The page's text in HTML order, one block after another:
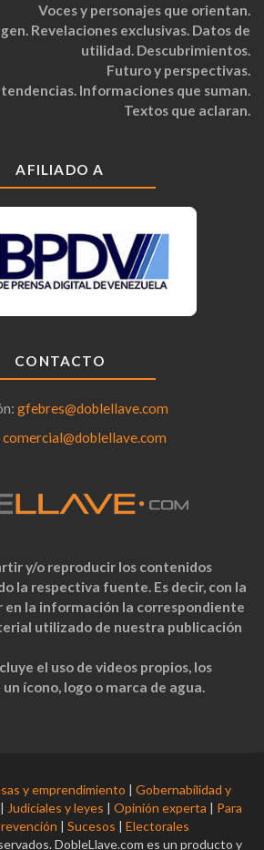
Voces y personajes que orientan.
Revelaciones exclusivas. Datos de
utilidad. Descubrimientos.
Futuro y perspectivas.
Informaciones que suman.
Textos que aclaran.
AFILIADO A
CONTACTO
gfebres@doblellave.com
comercial@doblellave.com
y/o reproducir los contenidos
la respectiva fuente. Es decir, con la
en la información la correspondiente
utilizado de nuestra publicación
el uso de videos propios, los
ícono, logo o marca de agua.
y emprendimiento | Gobernabilidad y
| Judiciales y leyes | Opinión experta | Para
| Sucesos | Electorales
DobleLlave.com es un producto y